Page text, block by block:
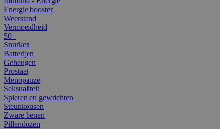
Energie booster
Weerstand
Vermoeidheid
50+
Snurken
Batterijen
Geheugen
Prostaat
Menopauze
Seksualiteit
Spieren en gewrichten
Steunkousen
Zware benen
Pillendozen